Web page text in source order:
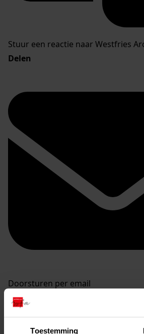
Toestemming
Stuur een reactie naar Westfries
Delen
Doorsturen per email